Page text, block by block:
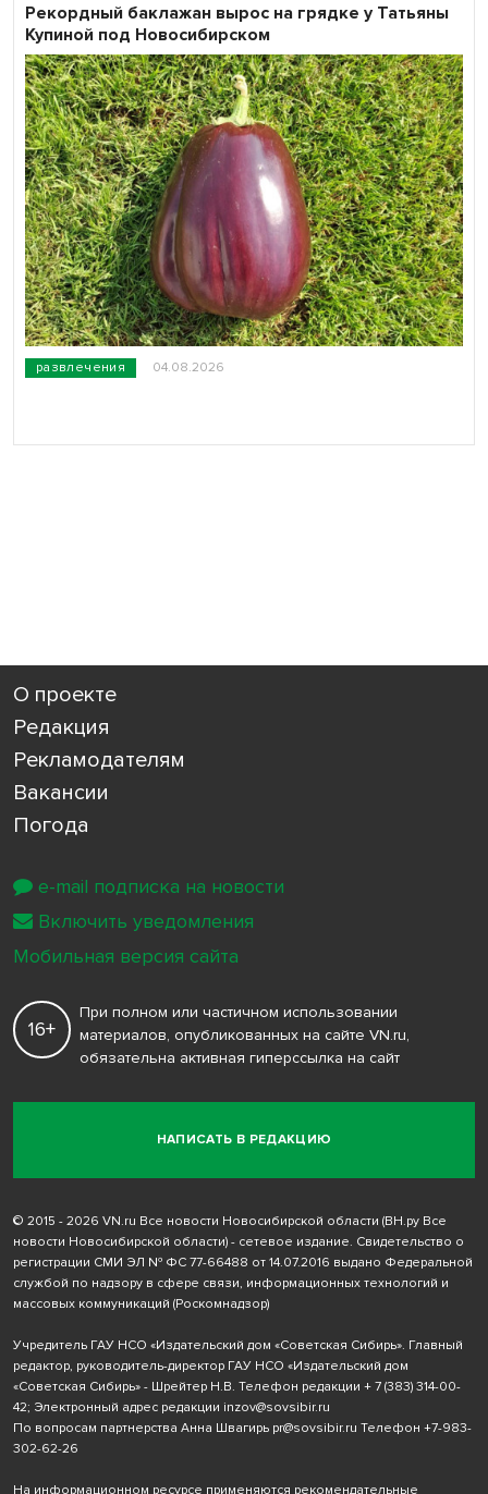
развлечения 04.08.2026
Рекордный баклажан вырос на грядке у Татьяны
Купиной под Новосибирском
О проекте
Редакция
Рекламодателям
Вакансии
Погода
НАПИСАТЬ В РЕДАКЦИЮ
16+
При полном или частичном использовании
материалов, опубликованных на сайте VN.ru,
обязательна активная гиперссылка на сайт
© 2015 - 2026 VN.ru Все новости Новосибирской области (ВН.ру Все
новости Новосибирской области) - сетевое издание. Свидетельство о
регистрации СМИ ЭЛ № ФС 77-66488 от 14.07.2016 выдано Федеральной
службой по надзору в сфере связи, информационных технологий и
массовых коммуникаций (Роскомнадзор)
Учредитель ГАУ НСО «Издательский дом «Советская Сибирь». Главный
редактор, руководитель-директор ГАУ НСО «Издательский дом
«Советская Сибирь» - Шрейтер Н.В. Телефон редакции + 7 (383) 314-00-
42; Электронный адрес редакции inzov@sovsibir.ru
По вопросам партнерства Анна Швагирь pr@sovsibir.ru Телефон +7-983-
302-62-26
На информационном ресурсе применяются рекомендательные
e-mail подписка на новости
Включить уведомления
Мобильная версия сайта